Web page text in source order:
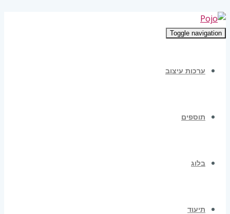
Toggle navigation
ערכות עיצוב
תוספים
בלוג
תיעוד